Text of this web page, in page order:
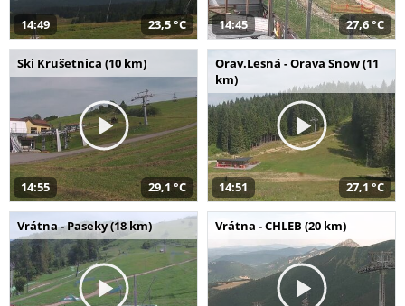
14:49 23,5 °C 14:45 27,6 °C
Ski Krušetnica (10 km)
14:55 29,1 °C
Orav.Lesná - Orava Snow (11
km)
14:51 27,1 °C
Vrátna - Paseky (18 km) Vrátna - CHLEB (20 km)